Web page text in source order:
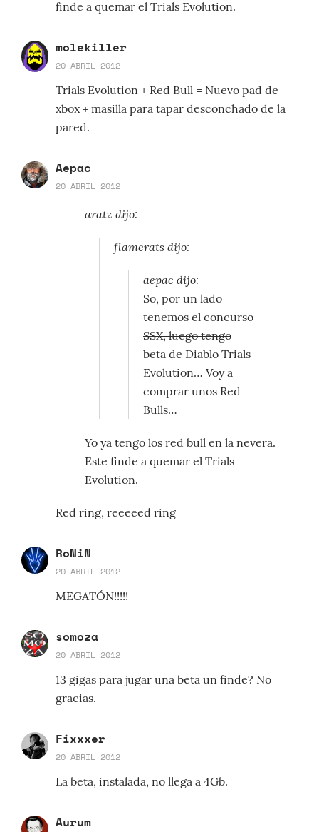
finde a quemar el Trials Evolution.
molekiller
20 ABRIL 2012
Trials Evolution + Red Bull = Nuevo pad de
xbox + masilla para tapar desconchado de la
pared.
Aepac
20 ABRIL 2012
aratz dijo:
flamerats dijo:
aepac dijo:
So, por un lado
tenemos el concurso
SSX, luego tengo
beta de Diablo Trials
Evolution… Voy a
comprar unos Red
Bulls…
Yo ya tengo los red bull en la nevera.
Este finde a quemar el Trials
Evolution.
Red ring, reeeeed ring
RoNiN
20 ABRIL 2012
MEGATÓN!!!!!
somoza
20 ABRIL 2012
13 gigas para jugar una beta un finde? No
gracias.
Fixxxer
20 ABRIL 2012
La beta, instalada, no llega a 4Gb.
Aurum